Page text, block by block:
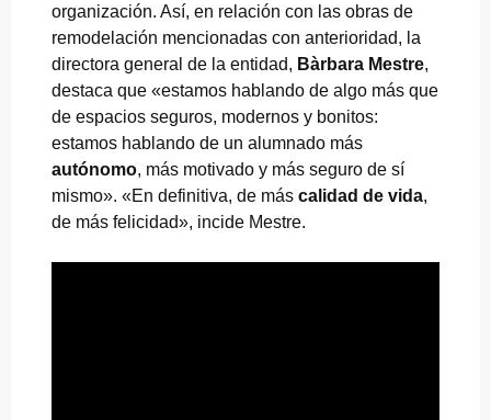
organización. Así, en relación con las obras de
remodelación mencionadas con anterioridad, la
directora general de la entidad, Bàrbara Mestre,
destaca que «estamos hablando de algo más que
de espacios seguros, modernos y bonitos:
estamos hablando de un alumnado más
autónomo, más motivado y más seguro de sí
mismo». «En definitiva, de más calidad de vida,
de más felicidad», incide Mestre.